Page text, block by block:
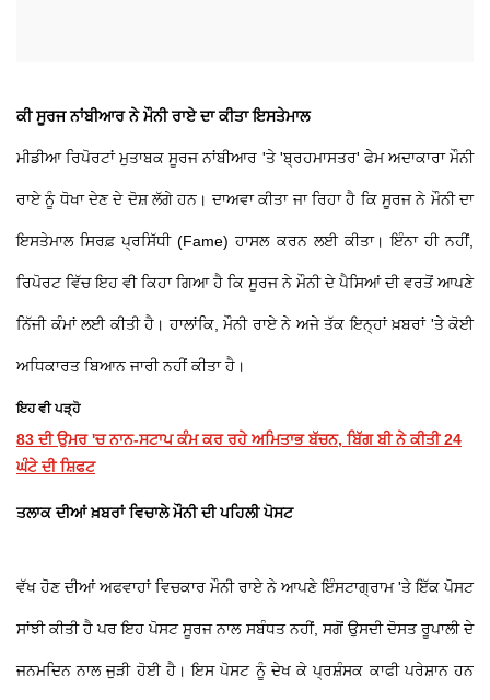
ਕੀ ਸੂਰਜ ਨਾਂਬੀਆਰ ਨੇ ਮੌਨੀ ਰਾਏ ਦਾ ਕੀਤਾ ਇਸਤੇਮਾਲ
ਮੀਡੀਆ ਰਿਪੋਰਟਾਂ ਮੁਤਾਬਕ ਸੂਰਜ ਨਾਂਬੀਆਰ 'ਤੇ 'ਬ੍ਰਹਮਾਸਤਰ' ਫੇਮ ਅਦਾਕਾਰਾ ਮੌਨੀ
ਰਾਏ ਨੂੰ ਧੋਖਾ ਦੇਣ ਦੇ ਦੋਸ਼ ਲੱਗੇ ਹਨ। ਦਾਅਵਾ ਕੀਤਾ ਜਾ ਰਿਹਾ ਹੈ ਕਿ ਸੂਰਜ ਨੇ ਮੌਨੀ ਦਾ
ਇਸਤੇਮਾਲ ਸਿਰਫ਼ ਪ੍ਰਸਿੱਧੀ (Fame) ਹਾਸਲ ਕਰਨ ਲਈ ਕੀਤਾ। ਇੰਨਾ ਹੀ ਨਹੀਂ,
ਰਿਪੋਰਟ ਵਿੱਚ ਇਹ ਵੀ ਕਿਹਾ ਗਿਆ ਹੈ ਕਿ ਸੂਰਜ ਨੇ ਮੌਨੀ ਦੇ ਪੈਸਿਆਂ ਦੀ ਵਰਤੋਂ ਆਪਣੇ
ਨਿੱਜੀ ਕੰਮਾਂ ਲਈ ਕੀਤੀ ਹੈ। ਹਾਲਾਂਕਿ, ਮੌਨੀ ਰਾਏ ਨੇ ਅਜੇ ਤੱਕ ਇਨ੍ਹਾਂ ਖ਼ਬਰਾਂ 'ਤੇ ਕੋਈ
ਅਧਿਕਾਰਤ ਬਿਆਨ ਜਾਰੀ ਨਹੀਂ ਕੀਤਾ ਹੈ।
ਇਹ ਵੀ ਪੜ੍ਹੋ
83 ਦੀ ਉਮਰ 'ਚ ਨਾਨ-ਸਟਾਪ ਕੰਮ ਕਰ ਰਹੇ ਅਮਿਤਾਭ ਬੱਚਨ, ਬਿੱਗ ਬੀ ਨੇ ਕੀਤੀ 24
ਘੰਟੇ ਦੀ ਸ਼ਿਫਟ
ਤਲਾਕ ਦੀਆਂ ਖ਼ਬਰਾਂ ਵਿਚਾਲੇ ਮੌਨੀ ਦੀ ਪਹਿਲੀ ਪੋਸਟ
ਵੱਖ ਹੋਣ ਦੀਆਂ ਅਫਵਾਹਾਂ ਵਿਚਕਾਰ ਮੌਨੀ ਰਾਏ ਨੇ ਆਪਣੇ ਇੰਸਟਾਗ੍ਰਾਮ 'ਤੇ ਇੱਕ ਪੋਸਟ
ਸਾਂਝੀ ਕੀਤੀ ਹੈ ਪਰ ਇਹ ਪੋਸਟ ਸੂਰਜ ਨਾਲ ਸਬੰਧਤ ਨਹੀਂ, ਸਗੋਂ ਉਸਦੀ ਦੋਸਤ ਰੂਪਾਲੀ ਦੇ
ਜਨਮਦਿਨ ਨਾਲ ਜੁੜੀ ਹੋਈ ਹੈ। ਇਸ ਪੋਸਟ ਨੂੰ ਦੇਖ ਕੇ ਪ੍ਰਸ਼ੰਸਕ ਕਾਫੀ ਪਰੇਸ਼ਾਨ ਹਨ